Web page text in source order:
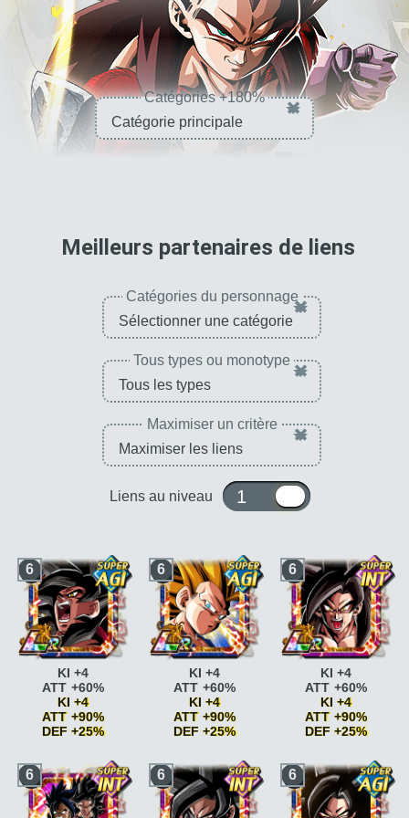
Catégories +180% ×
Meilleurs partenaires de liens
Catégories du personnage×
Tous types ou monotype ×
Maximiser un critère ×
Liens au niveau 1 ou 10
6
Paré au combatKI
+2
Paré au combatKI
+2 ATT +5% DEF +5%
KI +4
ATT +60%
KI +4
ATT +90%
DEF +25%
6
Paré au combatKI
+2
Paré au combatKI
+2 ATT +5% DEF +5%
KI +4
ATT +60%
KI +4
ATT +90%
DEF +25%
6
Paré au combatKI
+2
Paré au combatKI
+2 ATT +5% DEF +5%
KI +4
ATT +60%
KI +4
ATT +90%
DEF +25%
6 6 6